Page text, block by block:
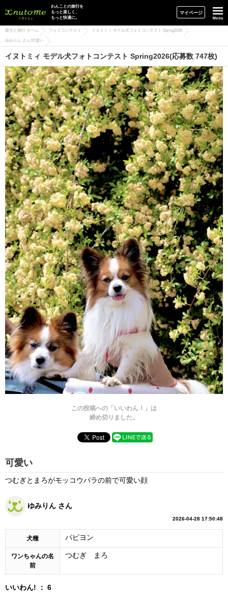
イヌトミィ
わんことの旅行を
もっと楽しく、
もっと快適に。
マイページ
愛犬と旅行 ホーム フォトコンテスト イヌトミィ モデル犬フォトコンテスト Spring2026
ゆみりん さん/可愛い
イヌトミィ モデル犬フォトコンテスト Spring2026(応募数 747枚)
この投稿への「いいわん！」は
締め切りました。
可愛い
つむぎとまろがモッコウバラの前で可愛い顔
ゆみりん さん
2026-04-28 17:50:48
犬種 パピヨン
ワンちゃんの名
前
つむぎ まろ
いいわん! ： 6